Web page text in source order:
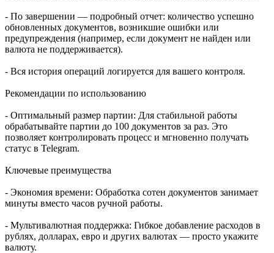
- По завершении — подробный отчет: количество успешно
обновленных документов, возникшие ошибки или
предупреждения (например, если документ не найден или
валюта не поддерживается).
- Вся история операций логируется для вашего контроля.
Рекомендации по использованию
- Оптимальный размер партии: Для стабильной работы
обрабатывайте партии до 100 документов за раз. Это
позволяет контролировать процесс и мгновенно получать
статус в Telegram.
Ключевые преимущества
- Экономия времени: Обработка сотен документов занимает
минуты вместо часов ручной работы.
- Мультивалютная поддержка: Гибкое добавление расходов в
рублях, долларах, евро и других валютах — просто укажите
валюту.